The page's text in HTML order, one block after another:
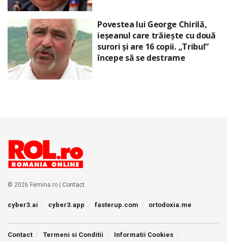
Povestea lui George Chirilă,
ieșeanul care trăiește cu două
surori și are 16 copii. „Tribul”
începe să se destrame
© 2026 Femina.ro | Contact
cyber3.ai cyber3.app fasterup.com ortodoxia.me
Contact Termeni si Conditii Informatii Cookies